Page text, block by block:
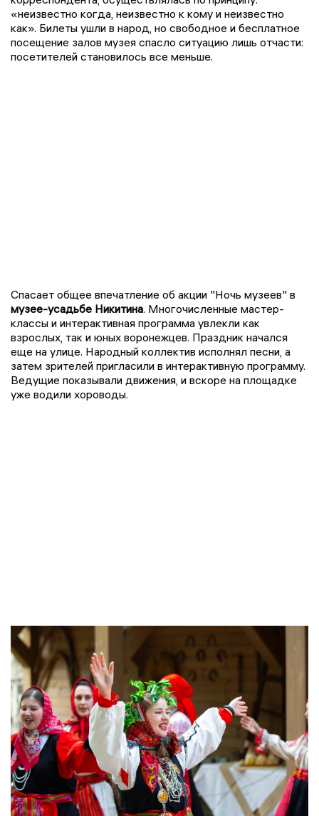
«неизвестно когда, неизвестно к кому и неизвестно
как». Билеты ушли в народ, но свободное и бесплатное
посещение залов музея спасло ситуацию лишь отчасти:
посетителей становилось все меньше.
Спасает общее впечатление об акции "Ночь музеев" в
музее-усадьбе Никитина. Многочисленные мастер-
классы и интерактивная программа увлекли как
взрослых, так и юных воронежцев. Праздник начался
еще на улице. Народный коллектив исполнял песни, а
затем зрителей пригласили в интерактивную программу.
Ведущие показывали движения, и вскоре на площадке
уже водили хороводы.